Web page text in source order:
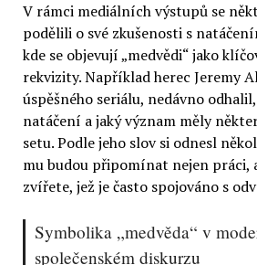
V rámci mediálních výstupů se
podělili o své zkušenosti s
kde se objevují „medvědi“ jako
rekvizity. Například herec Jeremy
úspěšného seriálu, nedávno
natáčení a jaký význam měly
setu. Podle jeho slov si odnesl
mu budou připomínat nejen práci,
zvířete, jež je často spojováno s
Symbolika „medvěda“ v
společenském diskurzu